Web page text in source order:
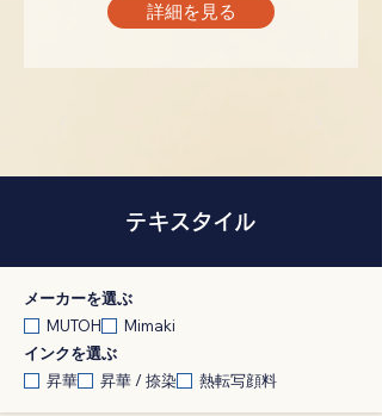
詳細を見る
テキスタイル
メーカーを選ぶ
MUTOH
Mimaki
インクを選ぶ
昇華
昇華 / 捺染 熱転写顔料